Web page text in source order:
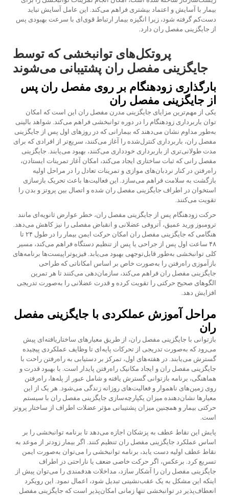
بیمار با آسایش و اعتماد بیشتری فراهم می‌کند. این عامل آسایش نباید
دست‌کم گرفته شود، زیرا انگیزه بیمار ارتباط قوی‌ای با سرعت بهبودی پس
از جایگزینی مفصل ران دارد.
پروتکل‌های توانبخشی که توسط
جایگزینی مفصل ران پشتیبانی می‌شوند
بارگذاری زودهنگام بر روی مفصل ران پس
از جایگزینی مفصل ران
یکی از مهم‌ترین مزایای جایگزینی مدرن مفصل ران این است که امکان
توان باربرداری زودهنگام را در دوره توانبخشی فراهم می‌کند. شواهد بالینی
به‌طور مداوم نشان می‌دهند که بیمارانی که در روزهای اول پس از جایگزینی
مفصل ران، باربرداری کنترل‌شده را آغاز می‌کنند، سریع‌تر از افرادی که برای
مدت طولانی‌تری از باربرداری خودداری می‌کنند، بهبود می‌یابند. جایگزینی
مفصل رانی که ثبات ساختاری ایجاد می‌کند، امکان آغاز تمرینات ایستادن،
راه‌رفتن در کنار نردبان‌های موازی و تمرینات تعادل را در مراحل اولیه
بازگشت به سلامت فراهم می‌سازد. این فعالیت‌ها باعث تحریک بازسازی
استخوان در اطراف جایگزینی مفصل ران شده و اتصال بین پروتز و بدن را
تقویت می‌کنند.
حرکت زودهنگام پس از جایگزینی مفصل ران، خطر عوارض ثانویه‌ای مانند
ترومبوز ورید عمیق، آتروفی عضلانی و انقباض مفصلی را نیز کاهش می‌دهد.
هنگامی که جایگزینی مفصل ران امکان حرکت ایمن بیمار را در طول ۲۴ تا
۴۸ ساعت اول پس از جراحی یا پس از تنظیم دستگاه فراهم می‌کند، مسیر
کلی توانبخشی به‌طور قابل‌توجهی بهبود می‌یابد. فیزیوتراپیست‌ها برنامه‌های
بازآموزی راه‌رفتن را به‌صورت خاص بر اساس امکاناتی که طراحی
جایگزینی مفصل ران فراهم می‌کند، سازمان‌دهی می‌کنند تا هر تمرین
الگوهای صحیح حرکتی را تقویت کرده و قدرت عضلانی را به‌صورت تدریجی
افزایش دهد.
مراحل آموزش عملکردی با جایگزینی مفصل
ران
بازتوانی با جایگزینی مفصل ران، از طریق معیارهای ساختاریافته‌ای پیش
می‌رود که به‌صورت تدریجی از تحرکات پایه‌ای تا وظایف عملکردی پیچیده
گسترش می‌یابند. در هفته‌های اول، تمرکز بر دستیابی به راه‌رفتن راحت با
جایگزینی مفصل ران و ایجاد مکانیک راه‌رفتن پایدار است. با بهبود قدرت و
هماهنگی، برنامه بازتوانی گسترش یافته و شامل عبور از پله‌ها، راه‌رفتن
روی زمین‌های ناهموار و فعالیت‌های روزانه زندگی می‌شود. هر یک از این
معیارها نشان‌دهنده میزان یکپارچه‌سازی جایگزینی مفصل ران با سیستم
حرکتی بیمار و همچنین میزان پشتیبانی مؤثر عضلات اطراف از ساختار پروتز
است.
پایش این نقاط عطف به پزشکان اجازه می‌دهد تا برنامه توانبخشی را بر
اساس عملکرد جایگزینی مفصل ران تنظیم کنند. اگر بیمار زودتر از موعد به
نقاط عطف اولیه دست یابد، برنامه توانبخشی را می‌توان به‌صورت ایمن
تسریع کرد. برعکس، اگر حرکت خاصی ضعف یا ناراحتی در اطراف
جایگزینی مفصل ران را آشکار سازد، مداخلات هدفمندی را می‌توان پیش از
اینکه این مشکل به یک عقب‌نشینی تبدیل شود، اعمال نمود. این رویکرد
انعطاف‌پذیر در توانبخشی تنها زمانی امکان‌پذیر است که جایگزینی مفصل